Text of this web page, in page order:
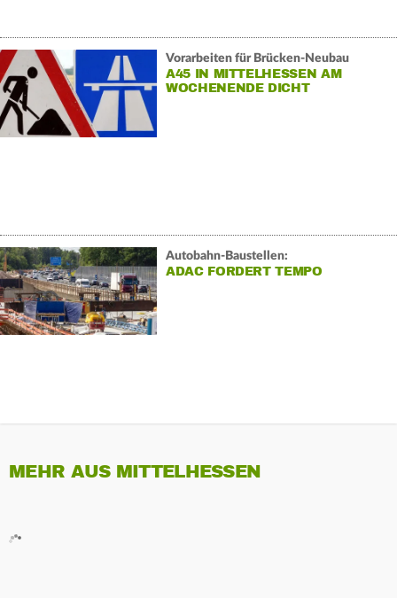
Vorarbeiten für Brücken-Neubau
A45 IN MITTELHESSEN AM
WOCHENENDE DICHT
Autobahn-Baustellen:
ADAC FORDERT TEMPO
MEHR AUS MITTELHESSEN